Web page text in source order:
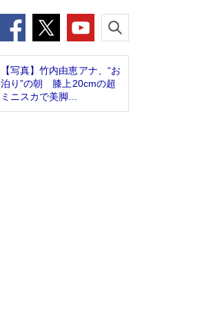
【写真】竹内由恵アナ、“お
泊り”の朝 膝上20cmの超
ミニスカで美脚...